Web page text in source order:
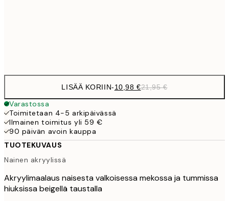
LISÄÄ KORIIN-10,98 €21,95 €
Varastossa
Toimitetaan 4-5 arkipäivässä
Ilmainen toimitus yli 59 €
90 päivän avoin kauppa
TUOTEKUVAUS
Nainen akryylissä
Akryylimaalaus naisesta valkoisessa mekossa ja tummissa
hiuksissa beigellä taustalla